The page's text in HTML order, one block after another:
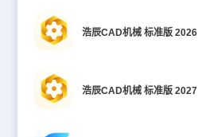
浩辰CAD机械 标准版 2026
浩辰CAD机械 标准版 2027